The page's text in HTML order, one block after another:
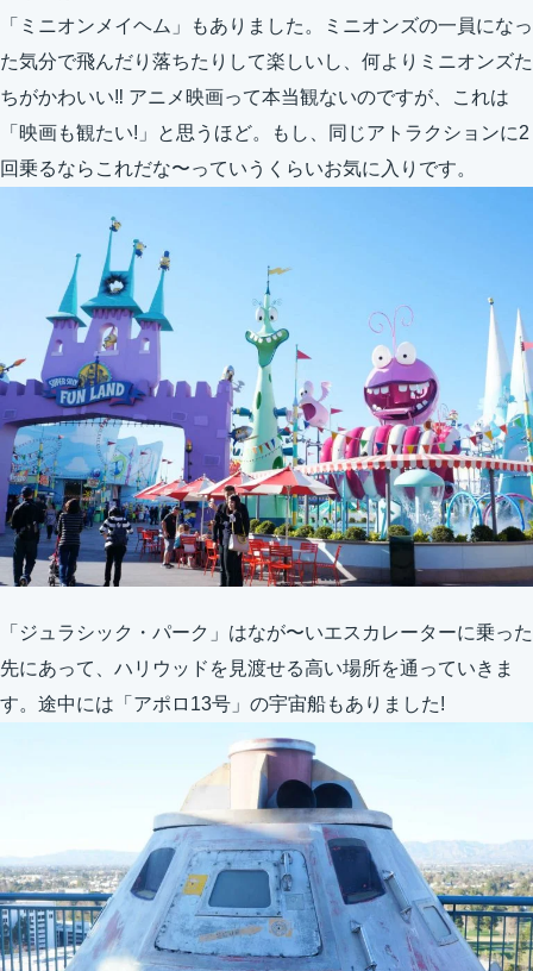
「ミニオンメイヘム」もありました。ミニオンズの一員になっ
た気分で飛んだり落ちたりして楽しいし、何よりミニオンズた
ちがかわいい‼︎ アニメ映画って本当観ないのですが、これは
「映画も観たい!」と思うほど。もし、同じアトラクションに2
回乗るならこれだな〜っていうくらいお気に入りです。
「ジュラシック・パーク」はなが〜いエスカレーターに乗った
先にあって、ハリウッドを見渡せる高い場所を通っていきま
す。途中には「アポロ13号」の宇宙船もありました!